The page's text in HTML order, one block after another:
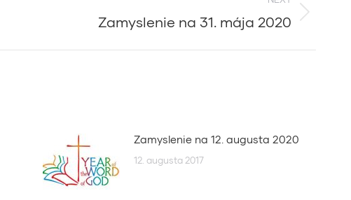
Zamyslenie na 31. mája 2020
Zamyslenie na 12. augusta 2020
12. augusta 2017